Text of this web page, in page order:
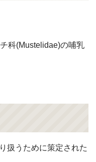
科(Mustelidae)の哺乳
扱うために策定された